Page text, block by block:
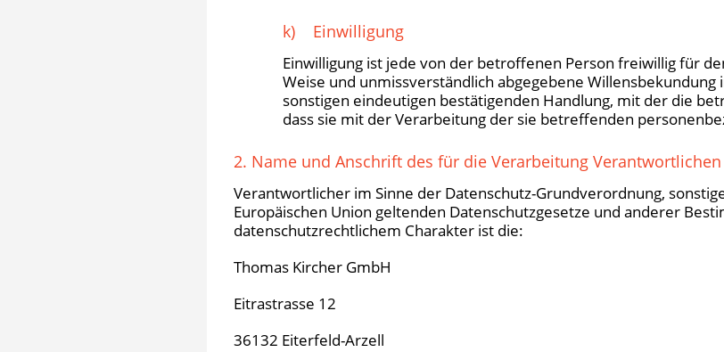
k) Einwilligung
Einwilligung ist jede von der betroffenen Person freiwillig für
Weise und unmissverständlich abgegebene
sonstigen eindeutigen bestätigenden Handlung, mit der die
dass sie mit der Verarbeitung der sie betreffenden
2. Name und Anschrift des für die Verarbeitung Verantwortlichen
Verantwortlicher im Sinne der Datenschutz-Grundverordnung,
Europäischen Union geltenden Datenschutzgesetze und anderer
datenschutzrechtlichem Charakter ist die:
Thomas Kircher GmbH
Eitrastrasse 12
36132 Eiterfeld-Arzell